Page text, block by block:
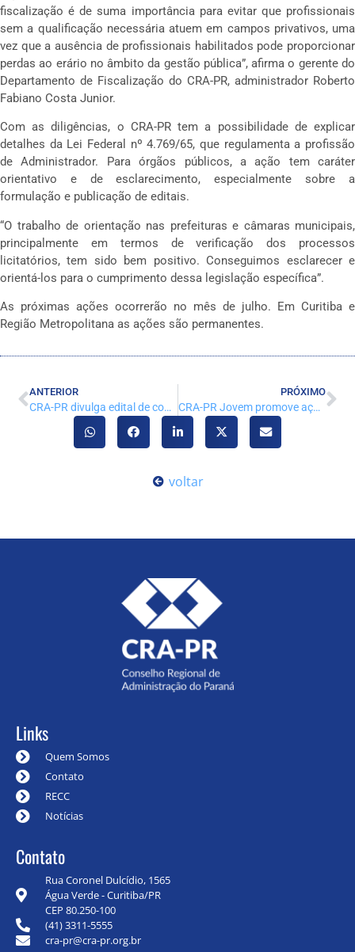
fiscalização é de suma importância para evitar que profissionais
sem a qualificação necessária atuem em campos privativos, uma
vez que a ausência de profissionais habilitados pode proporcionar
perdas ao erário no âmbito da gestão pública”, afirma o gerente do
Departamento de Fiscalização do CRA-PR, administrador Roberto
Fabiano Costa Junior.
Com as diligências, o CRA-PR tem a possibilidade de explicar
detalhes da Lei Federal nº 4.769/65, que regulamenta a profissão
de Administrador. Para órgãos públicos, a ação tem caráter
orientativo e de esclarecimento, especialmente sobre a
formulação e publicação de editais.
“O trabalho de orientação nas prefeituras e câmaras municipais,
principalmente em termos de verificação dos processos
licitatórios, tem sido bem positivo. Conseguimos esclarecer e
orientá-los para o cumprimento dessa legislação específica”.
As próximas ações ocorrerão no mês de julho. Em Curitiba e
Região Metropolitana as ações são permanentes.
ANTERIOR
CRA-PR divulga edital de concurso público
PRÓXIMO
CRA-PR Jovem promove ação sobre carreira para estudantes do Colégio Estadual Santa Rosa
voltar
Links
Quem Somos
Contato
RECC
Notícias
Contato
Rua Coronel Dulcídio, 1565
Água Verde - Curitiba/PR
CEP 80.250-100
(41) 3311-5555
cra-pr@cra-pr.org.br